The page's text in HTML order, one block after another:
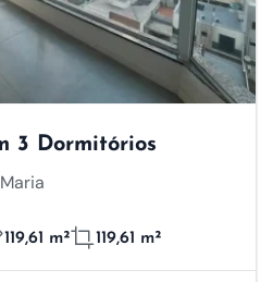
3 Dormitórios
119,61 m² 119,61 m²